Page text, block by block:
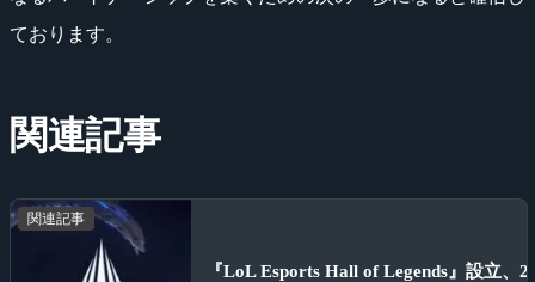
ております。
関連記事
関連記事
『LoL Esports Hall of Legends』設立、